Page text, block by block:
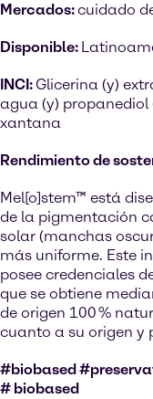
Mercados:cuidado
Disponible:
INCI:Glicerina (y)
agua (y) propanediol
xantana
Rendimiento de
Mel[o]stem™ está
de la pigmentación
solar (manchas
más uniforme. Este
posee credenciales
que se obtiene
de origen 100 %
cuanto a su origen y
#biobased
# biobased